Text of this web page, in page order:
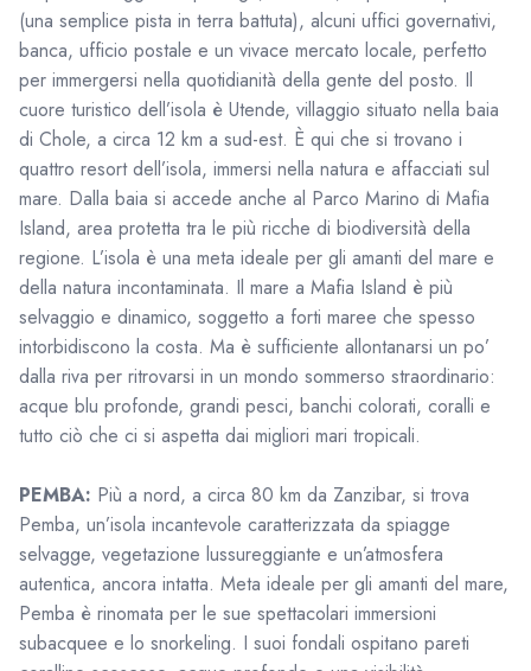
(una semplice pista in terra battuta), alcuni uffici governativi,
banca, ufficio postale e un vivace mercato locale, perfetto
per immergersi nella quotidianità della gente del posto. Il
cuore turistico dell’isola è Utende, villaggio situato nella baia
di Chole, a circa 12 km a sud-est. È qui che si trovano i
quattro resort dell’isola, immersi nella natura e affacciati sul
mare. Dalla baia si accede anche al Parco Marino di Mafia
Island, area protetta tra le più ricche di biodiversità della
regione. L’isola è una meta ideale per gli amanti del mare e
della natura incontaminata. Il mare a Mafia Island è più
selvaggio e dinamico, soggetto a forti maree che spesso
intorbidiscono la costa. Ma è sufficiente allontanarsi un po’
dalla riva per ritrovarsi in un mondo sommerso straordinario:
acque blu profonde, grandi pesci, banchi colorati, coralli e
tutto ciò che ci si aspetta dai migliori mari tropicali.
PEMBA: Più a nord, a circa 80 km da Zanzibar, si trova
Pemba, un’isola incantevole caratterizzata da spiagge
selvagge, vegetazione lussureggiante e un’atmosfera
autentica, ancora intatta. Meta ideale per gli amanti del mare,
Pemba è rinomata per le sue spettacolari immersioni
subacquee e lo snorkeling. I suoi fondali ospitano pareti